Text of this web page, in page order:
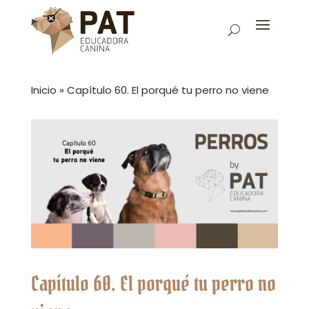
Inicio » Capítulo 60. El porqué tu perro no viene
Capítulo 60. El porqué tu perro no